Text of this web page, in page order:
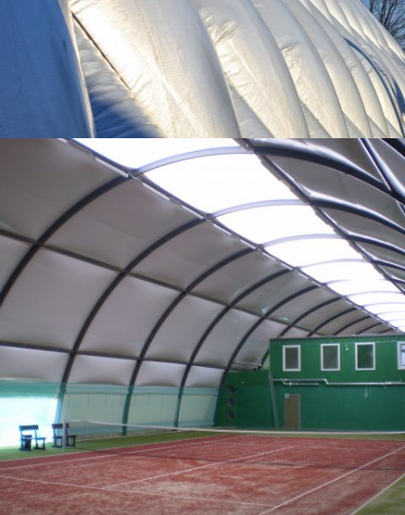
09-2010 / TENNISHALLE BAZAR
02 - BOGENHALLEN UND ZELTHALLEN, 04 - SPORT-OBERFLÄCHEN